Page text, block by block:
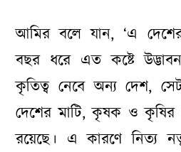
আমির বলে যান, ‘এ
বছর ধরে এত কষ্টে
কৃতিত্ব নেবে অন্য দেশ,
দেশের মাটি, কৃষক ও কৃষির
রয়েছে। এ কারণে নিত্য